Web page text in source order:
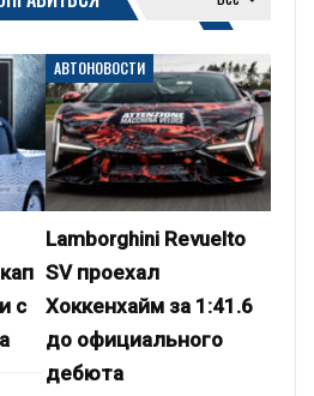
с
АВТОНОВОСТИ
Lamborghini Revuelto
SV проехал
Хоккенхайм за 1:41.6
до официального
дебюта